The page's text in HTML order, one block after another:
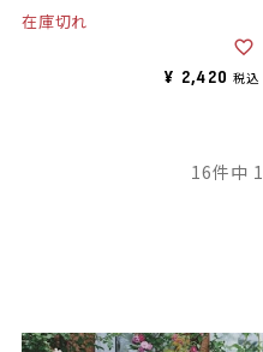
在庫切れ
¥ 2,420 税込
16件中 1